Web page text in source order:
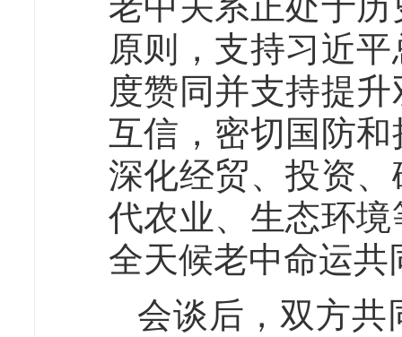
原则，支持习近
度赞同并支持提
互信，密切国防
深化经贸、投资
代农业、生态环
全天候老中命运
会谈后，双方共